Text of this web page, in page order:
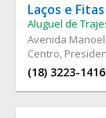
Laços e
Aluguel de
Avenida
Centro,
(18) 3223-1416